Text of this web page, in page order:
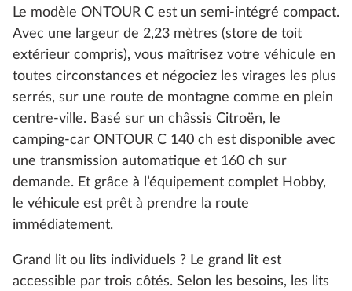
Le modèle ONTOUR C est un semi-intégré compact.
Avec une largeur de 2,23 mètres (store de toit
extérieur compris), vous maîtrisez votre véhicule en
toutes circonstances et négociez les virages les plus
serrés, sur une route de montagne comme en plein
centre-ville. Basé sur un châssis Citroën, le
camping-car ONTOUR C 140 ch est disponible avec
une transmission automatique et 160 ch sur
demande. Et grâce à l’équipement complet Hobby,
le véhicule est prêt à prendre la route
immédiatement.
Grand lit ou lits individuels ? Le grand lit est
accessible par trois côtés. Selon les besoins, les lits